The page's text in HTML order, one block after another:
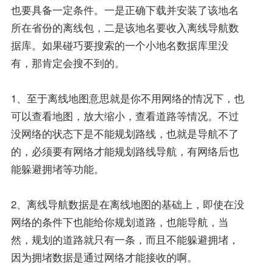
也要具备一定条件。一是正确下载并安装了该地名
所在省份的离线包，二是该地名要收入离线导航数
据库。如果碰巧要搜索的一个小地名数据库里没
有，那肯定会搜不到的。
1、至于离线地图意思就是你不用网络的情况下，也
可以查看地图，放大缩小，查看道路等情况。不过
没网络的状态下是不能规划路线，也就是导航不了
的，必须要有网络才能规划路线导航，有网络后也
能躲避拥堵等功能。
2、离线导航数据是在离线地图的基础上，即使在没
网络的条件下也能给你规划道路，也能导航，当
然，规划的道路就只有一条，而且不能躲避拥堵，
因为拥堵数据是通过网络才能接收的啊。